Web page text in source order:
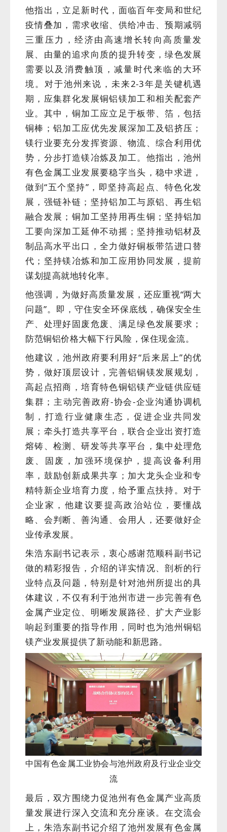
他指出，立足新时代，面临百年变局和世纪
疫情叠加，需求收缩、供给冲击、预期减弱
三重压力，经济由高速增长转向高质量发
展、由量的追求向质的提升转变，绿色发展
需要以及消费触顶，减量时代来临的大环
境。对于池州来说，未来2-3年是关键机遇
期，应集群化发展铜铝镁加工和相关配套产
业。其中，铜加工应立足于板带、箔，包括
铜棒；铝加工应优先发展深加工及铝挤压；
镁行业要充分发挥资源、物流、综合利用优
势，分步打造镁冶炼及加工。他指出，池州
有色金属工业发展要稳字当头，稳中求进，
做到“五个坚持”，即坚持高起点、特色化发
展，强链补链；坚持铝加工与原铝、再生铝
融合发展；铜加工坚持用再生铜；坚持铝加
工要向深加工延伸不动摇；坚持推动铝材及
制品高水平出口，全力做好铜板带箔进口替
代；坚持镁冶炼和加工应用协同发展，提前
谋划提高就地转化率。
他强调，为做好高质量发展，还应重视“两大
问题”。即，守住安全环保底线，确保安全生
产、处理好固废危废、满足绿色发展要求；
防范铜铝价格大幅下行风险，保住现金流。
他建议，池州政府要利用好“后来居上”的优
势，做好顶层设计，完善铝铜镁发展规划，
高起点招商，培育特色铜铝镁产业链供应链
集群；主动完善政府-协会-企业沟通协调机
制，打造行业健康生态，促进企业共同发
展；牵头打造共享平台，联合企业出资打造
熔铸、检测、研发等共享平台，集中处理危
废、固废，加强环境保护，提高设备利用
率，鼓励创新成果共享；加大龙头企业和专
精特新企业培育力度，给予重点扶持。对于
企业家，他建议要提高政治站位，要懂战
略、会判断、善沟通、会用人，还要做好企
业传承发展。
朱浩东副书记表示，衷心感谢范顺科副书记
做的精彩报告，介绍的详实情况、剖析的行
业特点及问题，特别是针对池州所提出的具
体建议，不仅有利于池州市进一步完善有色
金属产业定位、明晰发展路径、扩大产业影
响起到重要的指导作用，同时也为池州铜铝
镁产业发展提供了新动能和新思路。
中国有色金属工业协会与池州政府及行业企业交
流
最后，双方围绕力促池州有色金属产业高质
量发展进行深入交流和充分座谈。在交流会
上，朱浩东副书记介绍了池州发展有色金属